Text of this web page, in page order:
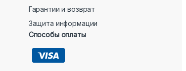
Гарантии и возврат
Защита информации
Способы оплаты